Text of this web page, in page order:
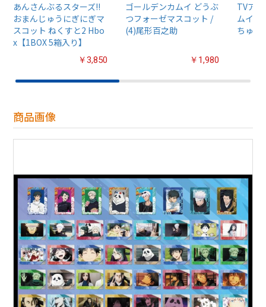
あんさんぶるスターズ!!
おまんじゅうにぎにぎマ
スコット ねくすと2 Hbo
x【1BOX 5箱入り】
￥3,850
ゴールデンカムイ どうぶ
つフォーゼマスコット /
(4)尾形百之助
￥1,980
TVア
ムイ』
ちゅる
商品画像